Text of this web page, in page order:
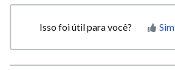
Isso foi útil para você? Sim